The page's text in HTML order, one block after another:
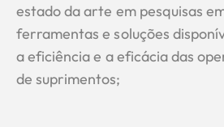
estado da arte em pesquisas
ferramentas e soluções
a eficiência e a eficácia das
de suprimentos;